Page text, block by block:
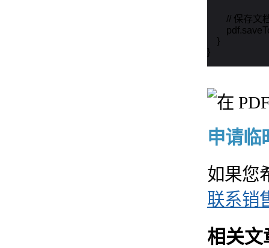
// 保存文
    }
}
申请临
如果您
联系销
相关文